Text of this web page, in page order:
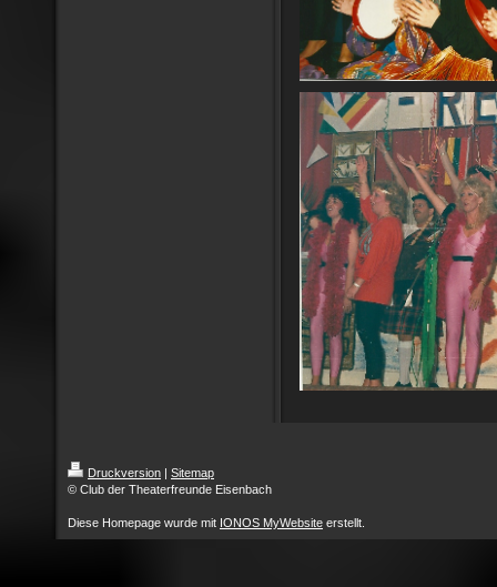
Druckversion | Sitemap
© Club der Theaterfreunde Eisenbach
Diese Homepage wurde mit IONOS MyWebsite erstellt.